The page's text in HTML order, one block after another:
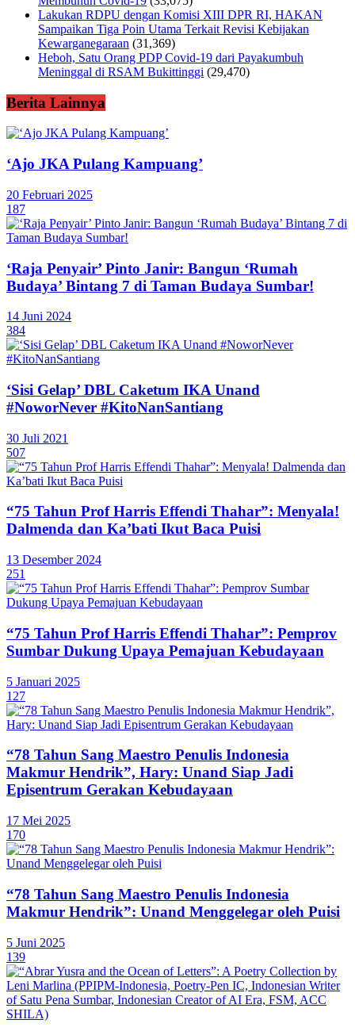
Lakukan RDPU dengan Komisi XIII DPR RI, HAKAN
Sampaikan Tiga Poin Utama Terkait Revisi Kebijakan
Kewarganegaraan (31,369)
Heboh, Satu Orang PDP Covid-19 dari Payakumbuh
Meninggal di RSAM Bukittinggi (29,470)
Berita Lainnya
‘Ajo JKA Pulang Kampuang’
20 Februari 2025
187
‘Raja Penyair’ Pinto Janir: Bangun ‘Rumah
Budaya’ Bintang 7 di Taman Budaya Sumbar!
14 Juni 2024
384
‘Sisi Gelap’ DBL Caketum IKA Unand
#NoworNever #KitoNanSantiang
30 Juli 2021
507
“75 Tahun Prof Harris Effendi Thahar”: Menyala!
Dalmenda dan Ka’bati Ikut Baca Puisi
13 Desember 2024
251
“75 Tahun Prof Harris Effendi Thahar”: Pemprov
Sumbar Dukung Upaya Pemajuan Kebudayaan
5 Januari 2025
127
“78 Tahun Sang Maestro Penulis Indonesia
Makmur Hendrik”, Hary: Unand Siap Jadi
Episentrum Gerakan Kebudayaan
17 Mei 2025
170
“78 Tahun Sang Maestro Penulis Indonesia
Makmur Hendrik”: Unand Menggelegar oleh Puisi
5 Juni 2025
139